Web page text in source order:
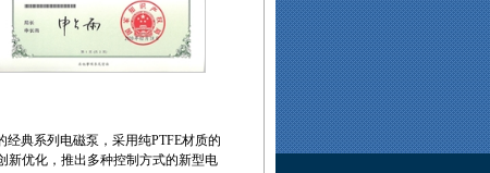
典系列电磁泵，采用纯PTFE材质的
新优化，推出多种控制方式的新型电